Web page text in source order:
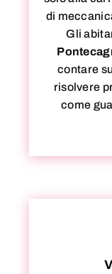
di
Gli
contare
risolvere
come